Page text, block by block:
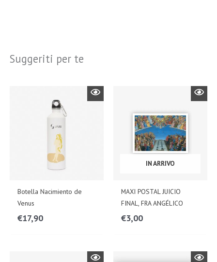
Suggeriti per te
Botella Nacimiento de
Venus
€17,90
IN ARRIVO
MAXI POSTAL JUICIO
FINAL, FRA ANGÉLICO
€3,00